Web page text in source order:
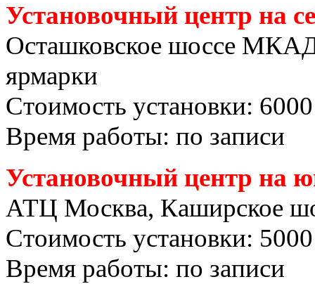
Установочный центр на
Осташковское шоссе
ярмарки
Стоимость установки:
Время работы: по записи
Установочный центр на
АТЦ Москва, Каширское
Стоимость установки:
Время работы: по записи